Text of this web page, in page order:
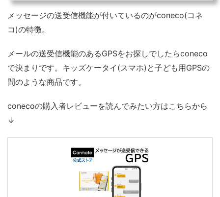
メッセージの送受信機能が付いているのがconeco(コネ
コ)の特徴。
メールの送受信機能のあるGPSをお探しでしたらconeco
で決まりです。 キッズケータイ(スマホ)と子ども用GPSの
間のような商品です。
conecoの購入者レビューを読んでみたい方はこちらから
↓